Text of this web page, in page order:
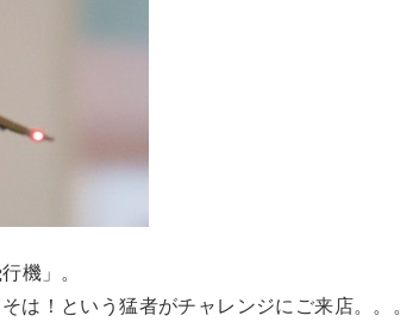
機」。
は！という猛者がチャレンジにご来店。。。